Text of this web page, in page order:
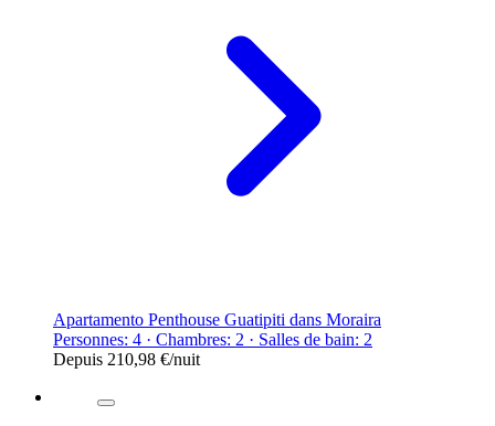
Apartamento Penthouse Guatipiti dans Moraira
Personnes: 4 · Chambres: 2 · Salles de bain: 2
Depuis 210,98 €/nuit